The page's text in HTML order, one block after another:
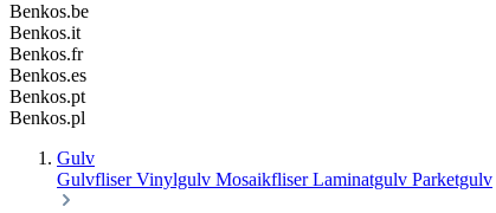
Benkos.be
Benkos.it
Benkos.fr
Benkos.es
Benkos.pt
Benkos.pl
Gulv
GulvfliserVinylgulv MosaikfliserLaminatgulv Parketgulv